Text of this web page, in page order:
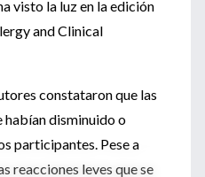
visto la luz en la edición
and Clinical
constataron que las
habían disminuido o
participantes. Pese a
reacciones leves que se